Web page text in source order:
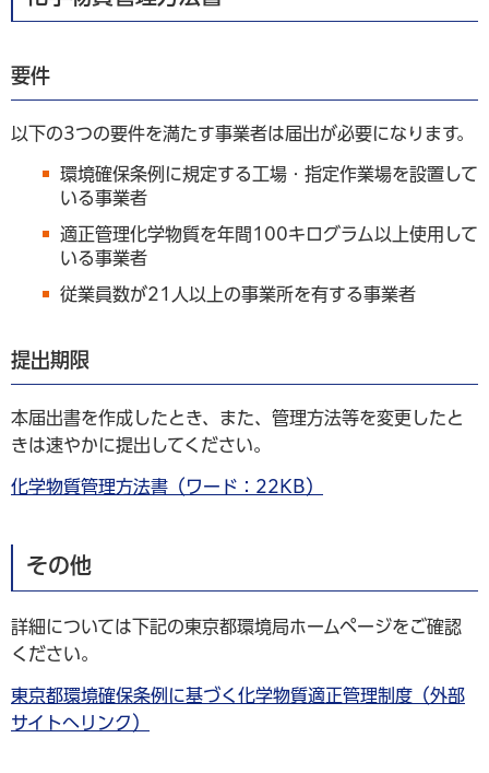
要件
以下の3つの要件を満たす事業者は届出が必要になります。
環境確保条例に規定する工場・指定作業場を設置して
いる事業者
適正管理化学物質を年間100キログラム以上使用して
いる事業者
従業員数が21人以上の事業所を有する事業者
提出期限
本届出書を作成したとき、また、管理方法等を変更したと
きは速やかに提出してください。
化学物質管理方法書（ワード：22KB）
その他
詳細については下記の東京都環境局ホームページをご確認
ください。
東京都環境確保条例に基づく化学物質適正管理制度（外部
サイトへリンク）